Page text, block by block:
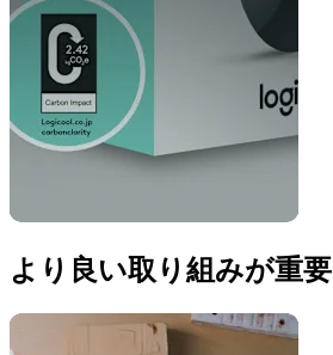
より良い取り組みが重要